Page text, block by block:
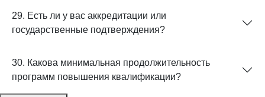
29. Есть ли у вас аккредитации или
государственные подтверждения?
30. Какова минимальная продолжительность
программ повышения квалификации?